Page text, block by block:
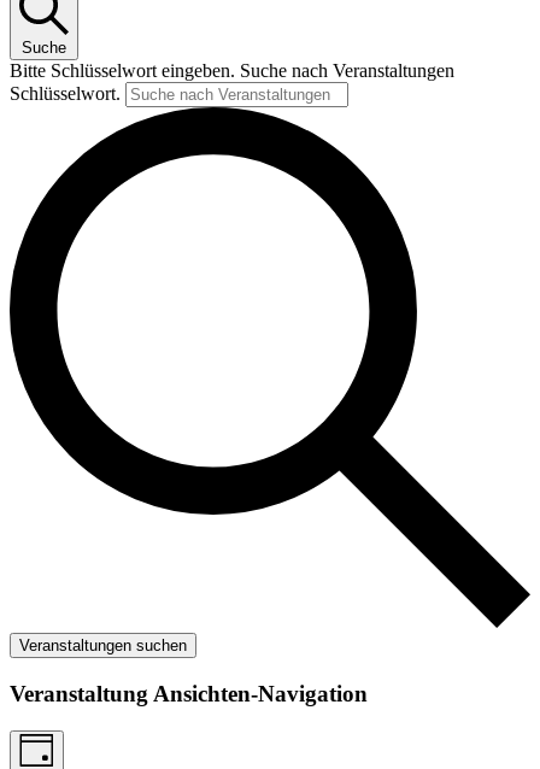
Suche
Bitte Schlüsselwort eingeben. Suche nach Veranstaltungen
Schlüsselwort.
Veranstaltungen suchen
Veranstaltung Ansichten-Navigation